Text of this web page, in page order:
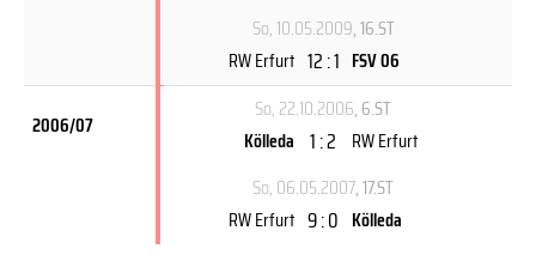
So, 10.05.2009, 16.ST
RW Erfurt 12 : 1 FSV 06
2006/07
So, 22.10.2006, 6.ST
Kölleda 1 : 2 RW Erfurt
So, 06.05.2007, 17.ST
RW Erfurt 9 : 0 Kölleda